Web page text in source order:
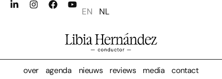
EN NL
over agenda nieuws reviews media contact